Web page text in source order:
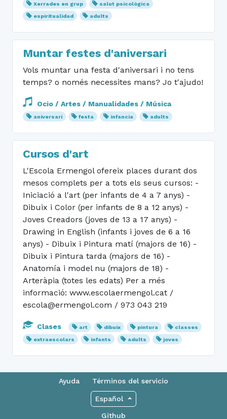
Xerrades en grup
salut psicològica
espiritualidad
adults
Muntar festes d'aniversari
Vols muntar una festa d'aniversari i no tens
temps? o només necessites mans? Jo t'ajudo!
Ocio / Artes / Manualidades / Música
aniversari festa infancia adults
Cursos d'art
L'Escola Ermengol ofereix places durant dos
mesos complets per a tots els seus cursos: -
Iniciació a l'art (per infants de 4 a 7 anys) -
Dibuix i Color (per infants de 8 a 12 anys) -
Joves Creadors (joves de 13 a 17 anys) -
Drawing in English (infants i joves de 6 a 16
anys) - Dibuix i Pintura matí (majors de 16) -
Dibuix i Pintura tarda (majors de 16) -
Anatomía i model nu (majors de 18) -
Arteràpia (totes les edats) Per a més
informació: www.escolaermengol.cat /
escola@ermengol.com / 973 043 219
Clases art dibuix pintura
classes
extraescolars
infants adults joves
Ayuda Términos del servicio
Español
Github